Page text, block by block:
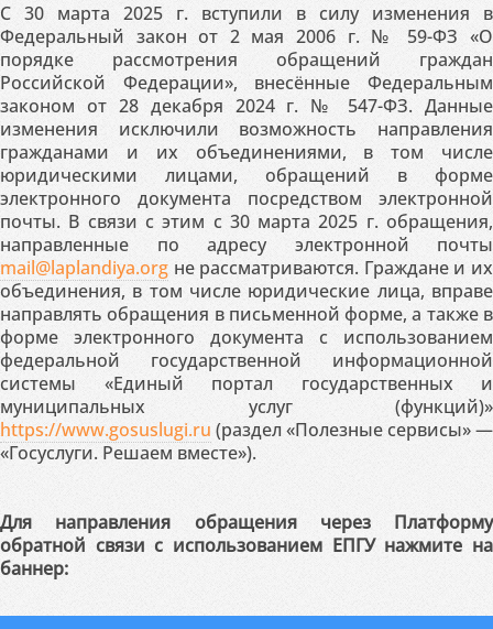
С 30 марта 2025 г. вступили в силу изменения в
Федеральный закон от 2 мая 2006 г. № 59-ФЗ «О
порядке рассмотрения обращений граждан
Российской Федерации», внесённые Федеральным
законом от 28 декабря 2024 г. № 547-ФЗ. Данные
изменения исключили возможность направления
гражданами и их объединениями, в том числе
юридическими лицами, обращений в форме
электронного документа посредством электронной
почты. В связи с этим с 30 марта 2025 г. обращения,
направленные по адресу электронной почты
mail@laplandiya.org не рассматриваются. Граждане и их
объединения, в том числе юридические лица, вправе
направлять обращения в письменной форме, а также в
форме электронного документа с использованием
федеральной государственной информационной
системы «Единый портал государственных и
муниципальных услуг (функций)»
https://www.gosuslugi.ru (раздел «Полезные сервисы» —
«Госуслуги. Решаем вместе»).
Для направления обращения через Платформу
обратной связи с использованием ЕПГУ нажмите на
баннер: